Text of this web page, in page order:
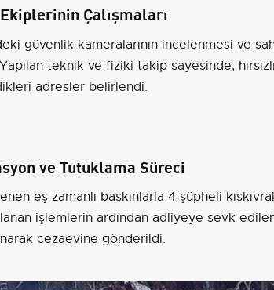
Çalışmaları
güvenlik kameralarının incelenmesi ve
teknik ve fiziki takip sayesinde,
adresler belirlendi.
ve Tutuklama Süreci
eş zamanlı baskınlarla 4 şüpheli
işlemlerin ardından adliyeye sevk
cezaevine gönderildi.